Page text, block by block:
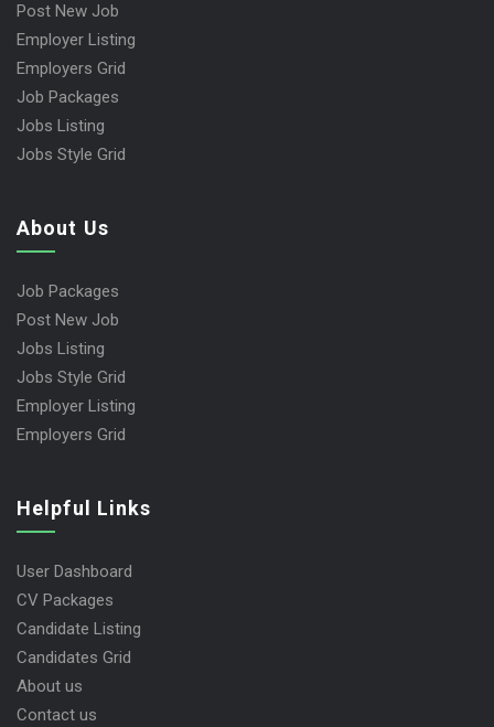
Post New Job
Employer Listing
Employers Grid
Job Packages
Jobs Listing
Jobs Style Grid
About Us
Job Packages
Post New Job
Jobs Listing
Jobs Style Grid
Employer Listing
Employers Grid
Helpful Links
User Dashboard
CV Packages
Candidate Listing
Candidates Grid
About us
Contact us